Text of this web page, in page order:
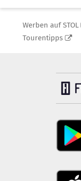
Werben auf STOL
Tourentipps